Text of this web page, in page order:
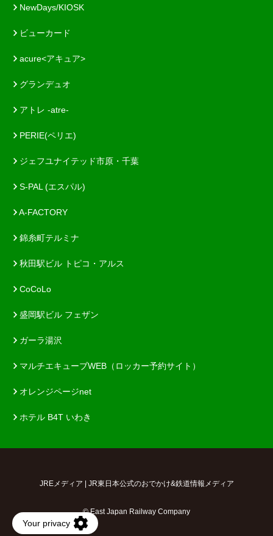
NewDays/KIOSK
ビューカード
acure<アキュア>
グランデュオ
アトレ -atre-
PERIE(ペリエ)
ジェフユナイテッド市原・千葉
S-PAL (エスパル)
A-FACTORY
錦糸町テルミナ
秋田駅ビル トピコ・アルス
CoCoLo
盛岡駅ビル フェザン
ガーラ湯沢
マルチエキューブWEB（ロッカー予約サイト）
オレンジページnet
ホテル B4T いわき
JREメディア | JR東日本公式のおでかけ&鉄道情報メディア
© East Japan Railway Company